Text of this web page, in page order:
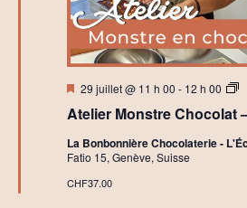
Atelier Monstre Chocolat
Mis
avant
29 juillet @ 11 h 00 - 12 h 00
A
e
i
La Bonbonnière Chocolaterie -
Fatio 15, Genève, Suisse
CHF37.00